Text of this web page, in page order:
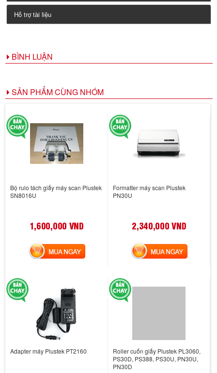
Hỗ trợ tài liệu
BÌNH LUẬN
SẢN PHẨM CÙNG NHÓM
Bộ rulo tách giấy máy scan Plustek
SN8016U
1,600,000 VND
MUA NGAY
Formatter máy scan Plustek
PN30U
2,340,000 VND
MUA NGAY
Adapter máy Plustek PT2160
Roller cuốn giấy Plustek PL3060,
PS30D, PS388, PS30U, PN30U,
PN30D